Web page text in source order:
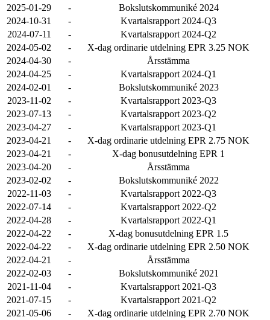
2025-01-29
-
Bokslutskommuniké 2024
2024-10-31
-
Kvartalsrapport 2024-Q3
2024-07-11
-
Kvartalsrapport 2024-Q2
2024-05-02
-
X-dag ordinarie utdelning EPR 3.25 NOK
2024-04-30
-
Årsstämma
2024-04-25
-
Kvartalsrapport 2024-Q1
2024-02-01
-
Bokslutskommuniké 2023
2023-11-02
-
Kvartalsrapport 2023-Q3
2023-07-13
-
Kvartalsrapport 2023-Q2
2023-04-27
-
Kvartalsrapport 2023-Q1
2023-04-21
-
X-dag ordinarie utdelning EPR 2.75 NOK
2023-04-21
-
X-dag bonusutdelning EPR 1
2023-04-20
-
Årsstämma
2023-02-02
-
Bokslutskommuniké 2022
2022-11-03
-
Kvartalsrapport 2022-Q3
2022-07-14
-
Kvartalsrapport 2022-Q2
2022-04-28
-
Kvartalsrapport 2022-Q1
2022-04-22
-
X-dag bonusutdelning EPR 1.5
2022-04-22
-
X-dag ordinarie utdelning EPR 2.50 NOK
2022-04-21
-
Årsstämma
2022-02-03
-
Bokslutskommuniké 2021
2021-11-04
-
Kvartalsrapport 2021-Q3
2021-07-15
-
Kvartalsrapport 2021-Q2
2021-05-06
-
X-dag ordinarie utdelning EPR 2.70 NOK